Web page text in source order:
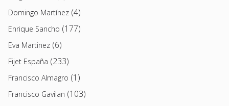
Domingo Martínez (4)
Enrique Sancho (177)
Eva Martinez (6)
Fijet España (233)
Francisco Almagro (1)
Francisco Gavilan (103)